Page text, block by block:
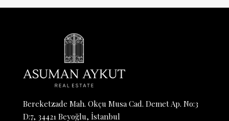
Bereketzade Mah. Okçu Musa Cad. Demet Ap. No:3
D:7, 34421 Beyoğlu, İstanbul